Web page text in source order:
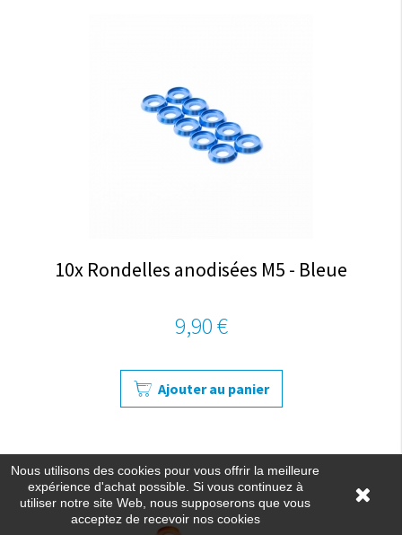
10x Rondelles anodisées M5 - Bleue
9,90 €
Ajouter au panier
Nous utilisons des cookies pour vous offrir la meilleure
expérience d'achat possible. Si vous continuez à
utiliser notre site Web, nous supposerons que vous
acceptez de recevoir nos cookies